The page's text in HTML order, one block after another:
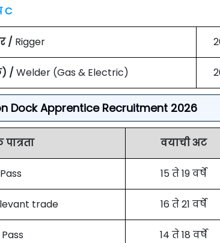
C
/ Rigger
/ Welder (Gas & Electric)
Dock Apprentice Recruitment 2026
वयाची अट
15 ते 19 वर्षे
trade 16 ते 21 वर्षे
14 ते 18 वर्षे